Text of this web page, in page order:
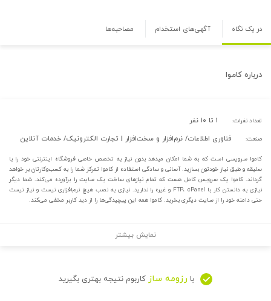
در یک نگاه آگهی‌های استخدام مصاحبه‌ها
درباره کاموا
تعداد نفرات: ۱ تا ۱۰ نفر
صنعت: فناوری اطلاعات/ نرم‌افزار و سخت‌افزار | تجارت الکترونیک/ خدمات آنلاین
کاموا سرویسی است که به شما امکان میدهد بدون نیاز به تخصص خاصی فروشگاه اینترنتی خود را با
سلیقه و طبق نیاز خودتون بسازید. آسانی و سادگی استفاده از کاموا تمرکز شما را به کسب‌و‌کارتان بر خواهد
گرداند. کاموا یک سرویس کامل هست که تمام نیازهای ساخت یک سایت را برآورده می‌کند. شما دیگر
نیازی به دانستن کار با FTP، cPanel و غیره را ندارید. نیازی به نصب هیچ نرم‌افزاری نیست و نیاز نیست
حتی دامنه خود را از سایت دیگری بخرید. کاموا همه این پیچیدگی‌ها را از دید کاربر مخفی ‌می‌کند.
نمایش بیشتر
با رزومه ساز کاربوم نتیجه بهتری بگیرید